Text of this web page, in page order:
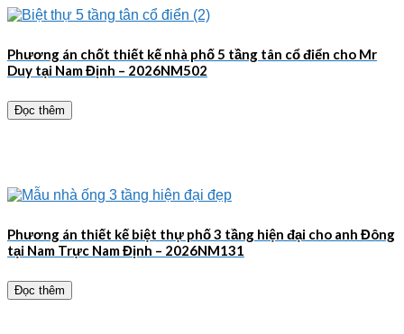
Phương án chốt thiết kế nhà phố 5 tầng tân cổ điển cho Mr
Duy tại Nam Định – 2026NM502
Đọc thêm
Phương án thiết kế biệt thự phố 3 tầng hiện đại cho anh Đông
tại Nam Trực Nam Định – 2026NM131
Đọc thêm